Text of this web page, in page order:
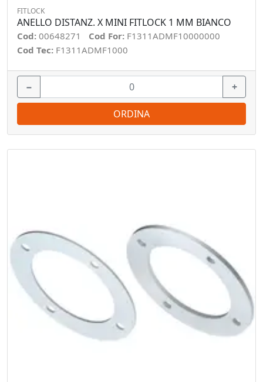
FITLOCK
ANELLO DISTANZ. X MINI FITLOCK 1 MM BIANCO
Cod: 00648271 Cod For: F1311ADMF10000000
Cod Tec: F1311ADMF1000
− +
ORDINA